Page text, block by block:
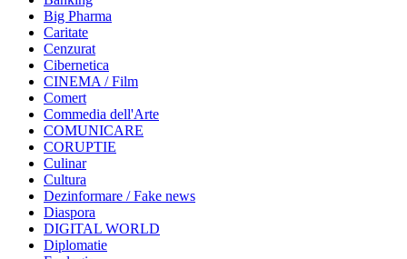
Big Pharma
Caritate
Cenzurat
Cibernetica
CINEMA / Film
Comert
Commedia dell'Arte
COMUNICARE
CORUPTIE
Culinar
Cultura
Dezinformare / Fake news
Diaspora
DIGITAL WORLD
Diplomatie